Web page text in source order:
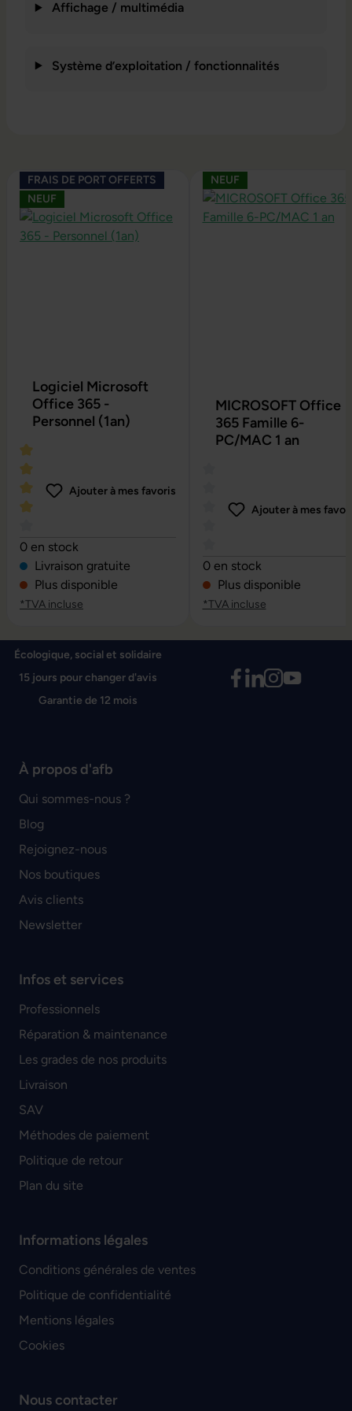
Affichage / multimédia
Système d’exploitation / fonctionnalités
Ignorer la galerie de produits
FRAIS DE PORT OFFERTS
NEUF
Logiciel Microsoft
Office 365 -
Personnel (1an)
Note moyenne de 4 sur 5 étoiles
Ajouter à mes favoris
0 en stock
Livraison gratuite
Plus disponible
*TVA incluse
NEUF
MICROSOFT Office
365 Famille 6-
PC/MAC 1 an
Note moyenne de 0 sur 5
Ajouter à mes
0 en stock
Plus disponible
*TVA incluse
Écologique, social et solidaire
15 jours pour changer d'avis
Garantie de 12 mois
À propos d'afb
Qui sommes-nous ?
Blog
Rejoignez-nous
Nos boutiques
Avis clients
Newsletter
Infos et services
Professionnels
Réparation & maintenance
Les grades de nos produits
Livraison
SAV
Méthodes de paiement
Politique de retour
Plan du site
Informations légales
Conditions générales de ventes
Politique de confidentialité
Mentions légales
Cookies
Nous contacter